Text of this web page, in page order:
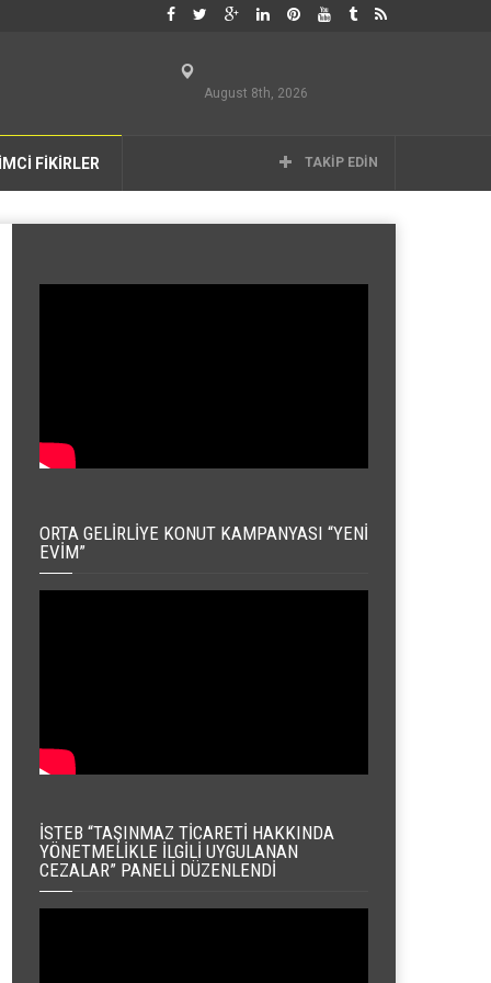
August 8th, 2026
FİKİRLER TAKIP EDIN
ORTA GELIRLIYE KONUT KAMPANYASI “YENI
EVIM”
İSTEB “TAŞINMAZ TICARETI HAKKINDA
YÖNETMELIKLE İLGILI UYGULANAN
CEZALAR” PANELI DÜZENLENDI